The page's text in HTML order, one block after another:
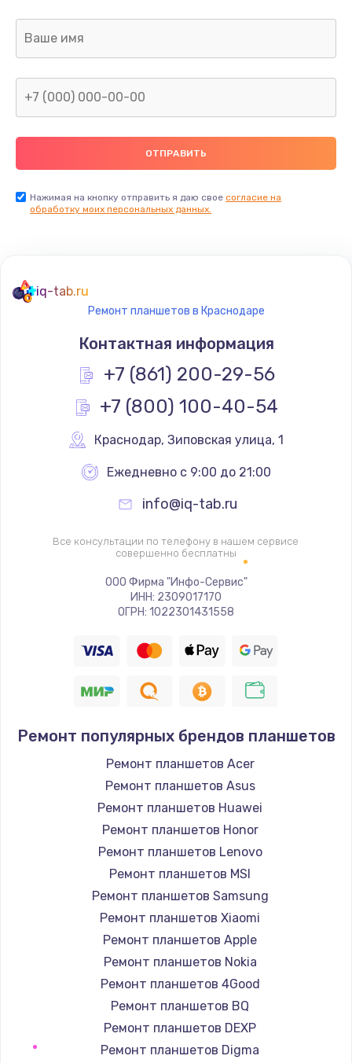
Заказать
Ремонт капиллярной трубки
400 руб.
Заказать
Замена термостата
1200 руб.
Заказать
Замена реле
Замена термопредохранителя
700 руб.
Заказать
Замена ТЭНа
2500 руб.
1400 руб.
Замена / ремонт электронного модуля
управления
600 руб.
Замена конфорки
1100 руб.
Замена платы сенсора
900 руб.
Замена регулятора режимов конфорки
900 руб.
Нажимая на кнопку отправить я даю свое согласие на
обработку моих персональных данных.
iq-tab.ru
Ремонт планшетов в Краснодаре
Контактная информация
+7 (861) 200-29-56
+7 (800) 100-40-54
Краснодар, Зиповская улица, 1
Ежедневно с 9:00 до 21:00
info@iq-tab.ru
Все консультации по телефону в нашем сервисе
совершенно бесплатны
ООО Фирма "Инфо-Сервис"
ИНН: 2309017170
ОГРН: 1022301431558
Ремонт популярных брендов планшетов
Ремонт планшетов Acer
Ремонт планшетов Asus
Ремонт планшетов Huawei
Ремонт планшетов Honor
Ремонт планшетов Lenovo
Ремонт планшетов MSI
Ремонт планшетов Samsung
Ремонт планшетов Xiaomi
Ремонт планшетов Apple
Ремонт планшетов Nokia
Ремонт планшетов 4Good
Ремонт планшетов BQ
Ремонт планшетов DEXP
Ремонт планшетов Digma